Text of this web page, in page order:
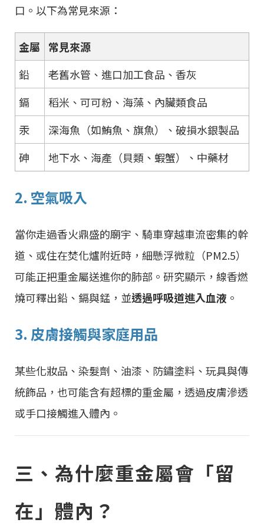
口。以下為常見來源：
金屬
常見來源
鉛
老舊水管、進口加工食品、香灰
鎘
稻米、可可粉、海藻、內臟類食品
汞
深海魚（如鮪魚、旗魚）、破損水銀製品
砷
地下水、海產（貝類、蝦蟹）、中藥材
2. 空氣吸入
當你走過香火鼎盛的廟宇、騎車穿越車流密集的幹
道、或住在焚化爐附近時，細懸浮微粒（PM2.5）
可能正把重金屬送進你的肺部。研究顯示，線香燃
燒可釋出鉛、鎘與錳，並透過呼吸道進入血液 。
3. 皮膚接觸與家庭用品
某些化妝品、染髮劑、油漆、防鏽塗料、玩具與傳
統飾品，也可能含有超標的重金屬，透過皮膚滲透
或手口接觸進入體內。
三、為什麼重金屬會「留
在」體內？